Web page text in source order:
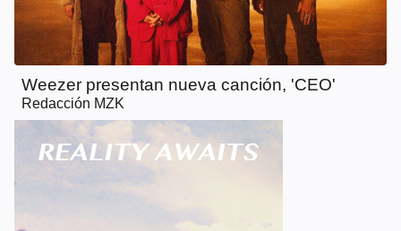
Weezer presentan nueva canción, 'CEO'
Redacción MZK